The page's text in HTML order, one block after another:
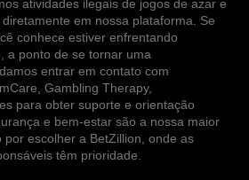
atividades ilegais de jogos de azar e
em nossa plataforma. Se
conhece estiver enfrentando
a ponto de se tornar uma
entrar em contato com
Gambling Therapy,
para obter suporte e orientação
e bem-estar são a nossa maior
por escolher a BetZillion, onde as
têm prioridade.